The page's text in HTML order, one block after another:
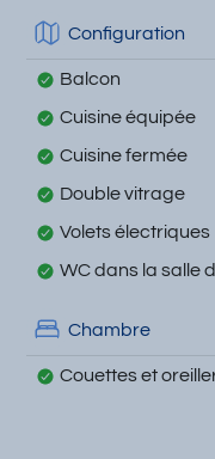
Configuration
Balcon
Cuisine équipée
Cuisine fermée
Double vitrage
Volets électriques
WC dans la salle
Chambre
Couettes et